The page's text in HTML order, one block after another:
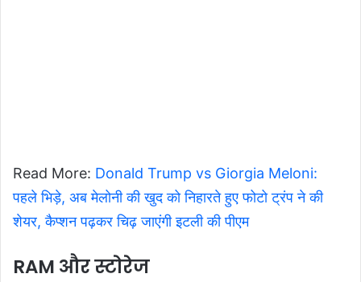
Read More: Donald Trump vs Giorgia Meloni:
पहले भिड़े, अब मेलोनी की खुद को निहारते हुए फोटो ट्रंप ने की
शेयर, कैप्शन पढ़कर चिढ़ जाएंगी इटली की पीएम
RAM और स्टोरेज